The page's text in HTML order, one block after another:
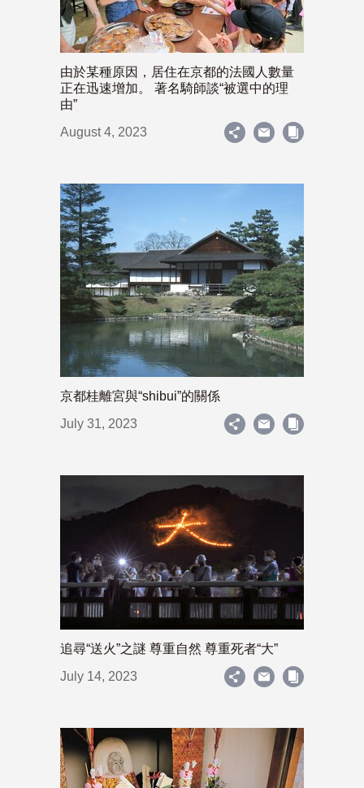
由於某種原因，居住在京都的法國人數量
正在迅速增加。 著名騎師談“被選中的理
由”
August 4, 2023
京都桂離宮與“shibui”的關係
July 31, 2023
追尋“送火”之謎 尊重自然 尊重死者“大”
July 14, 2023